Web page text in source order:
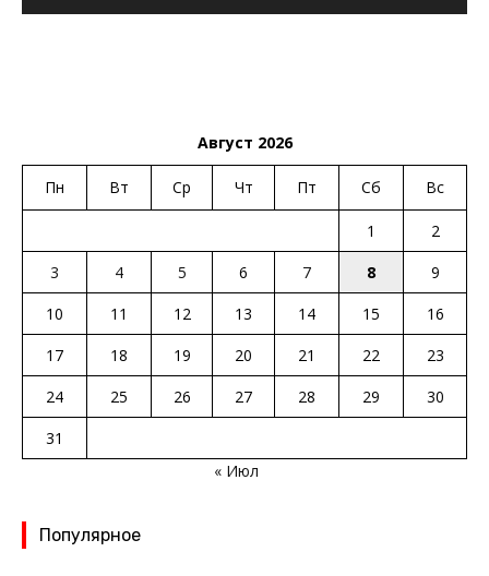
Август 2026
Пн Вт Ср Чт Пт Сб Вс
1
2
3
4 5 6 7 8
9
10
11 12 13 14 15
16
17
18 19 20 21 22
23
24
25 26 27 28 29
30
31
« Июл
Популярное